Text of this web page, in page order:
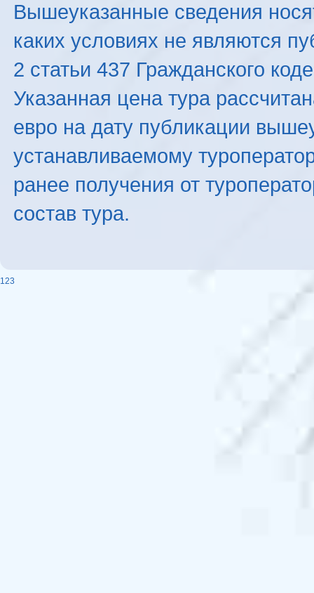
Вышеуказанные сведения
каких условиях не являются
2 статьи 437 Гражданского
Указанная цена тура
евро на дату публикации
устанавливаемому
ранее получения от
состав тура.
123